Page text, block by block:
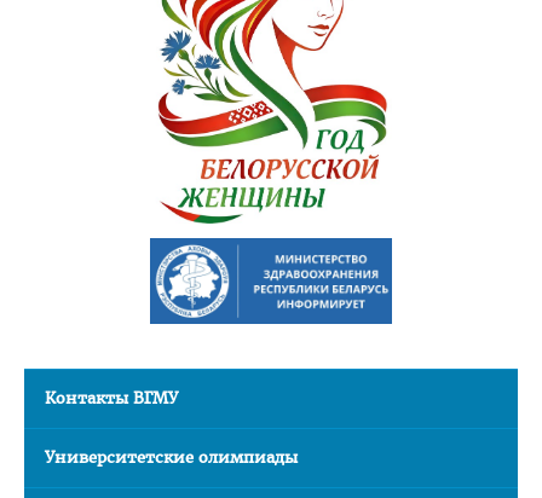
Почётная грамота Национального собрания РБ
Почётная грамота Совета Министров РБ
Благодарность Президента РБ
Почётная грамота Администрации Президента РБ
Заслуженный работник образования РБ
Благодарность Председателя Палаты представителей
Национального собрания РБ
Благодарность Администрации Президента РБ
АБИТУРИЕНТУ
Контакты ВГМУ
Университетские олимпиады